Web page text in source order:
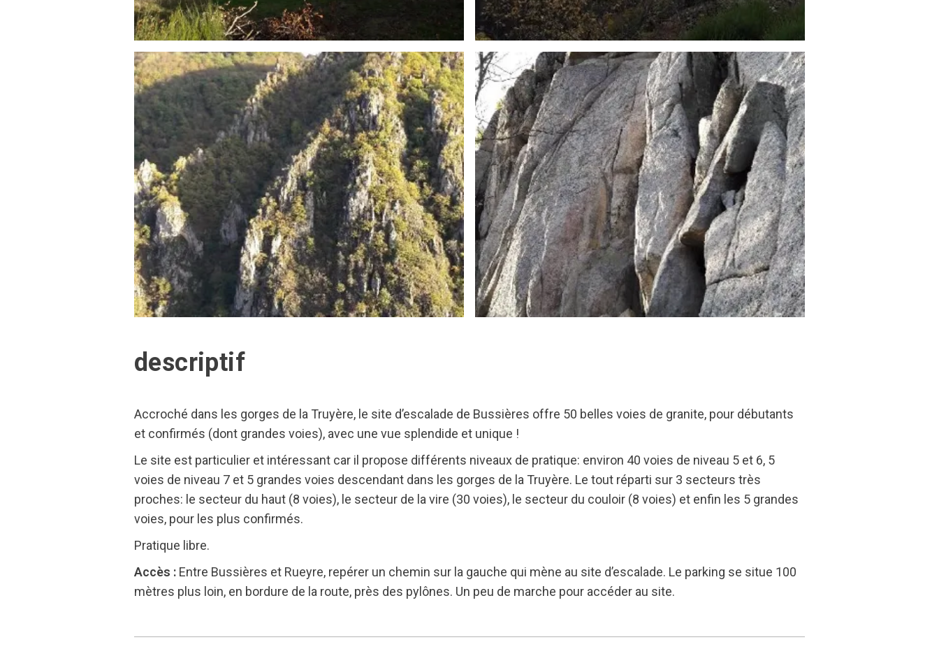
descriptif
Accroché dans les gorges de la Truyère, le site d’escalade de Bussières offre 50 belles voies de granite, pour débutants
et confirmés (dont grandes voies), avec une vue splendide et unique !
Le site est particulier et intéressant car il propose différents niveaux de pratique: environ 40 voies de niveau 5 et 6, 5
voies de niveau 7 et 5 grandes voies descendant dans les gorges de la Truyère. Le tout réparti sur 3 secteurs très
proches: le secteur du haut (8 voies), le secteur de la vire (30 voies), le secteur du couloir (8 voies) et enfin les 5 grandes
voies, pour les plus confirmés.
Pratique libre.
Accès : Entre Bussières et Rueyre, repérer un chemin sur la gauche qui mène au site d’escalade. Le parking se situe 100
mètres plus loin, en bordure de la route, près des pylônes. Un peu de marche pour accéder au site.